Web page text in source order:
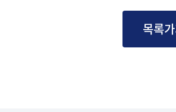
목록